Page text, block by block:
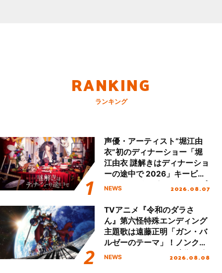
RANKING
ランキング
声優・アーティスト“堀江由
衣”初のディナーショー「堀
江由衣 謎解きはディナーショ
ーの途中で 2026」キービジ
ュアル＆グッズラインナップ
NEWS 2026.08.07
TVアニメ『令和のダラさ
ん』第六怪特殊エンディング
主題歌は遠藤正明「ガン・バ
ルゼーのテーマ」！ノンクレ
ジットエンディング映像も公
NEWS 2026.08.08